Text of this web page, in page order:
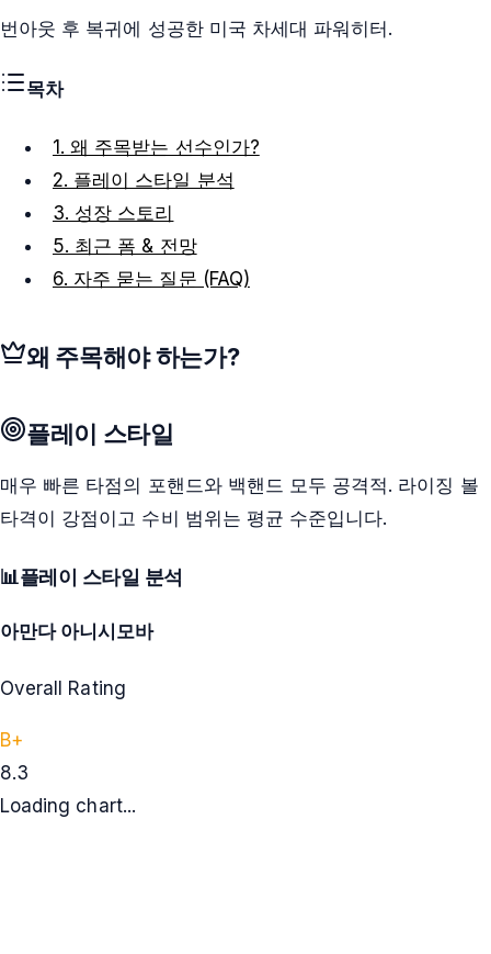
번아웃 후 복귀에 성공한 미국 차세대 파워히터.
목차
1. 왜 주목받는 선수인가?
2. 플레이 스타일 분석
3. 성장 스토리
5. 최근 폼 & 전망
6. 자주 묻는 질문 (FAQ)
왜 주목해야 하는가?
플레이 스타일
매우 빠른 타점의 포핸드와 백핸드 모두 공격적. 라이징 볼
타격이 강점이고 수비 범위는 평균 수준입니다.
📊플레이 스타일 분석
아만다 아니시모바
Overall Rating
B+
8.3
Loading chart...